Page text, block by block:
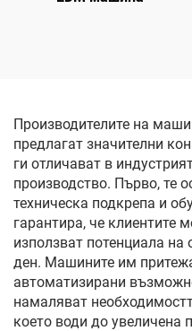
Производителите на
предлагат значителни
ги отличават в
производство. Първо, те
техническа подкрепа и
гарантира, че клиентите
използват потенциала на
ден. Машините им
автоматизирани
намаляват
което води до увеличена